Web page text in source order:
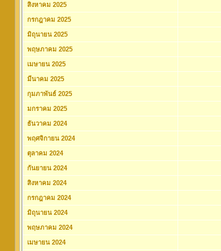
สิงหาคม 2025
กรกฎาคม 2025
มิถุนายน 2025
พฤษภาคม 2025
เมษายน 2025
มีนาคม 2025
กุมภาพันธ์ 2025
มกราคม 2025
ธันวาคม 2024
พฤศจิกายน 2024
ตุลาคม 2024
กันยายน 2024
สิงหาคม 2024
กรกฎาคม 2024
มิถุนายน 2024
พฤษภาคม 2024
เมษายน 2024